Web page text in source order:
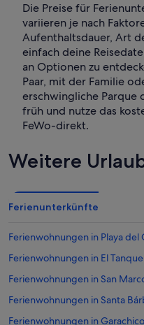
Die Preise für
variieren je nach
Aufenthaltsdauer, Art
einfach deine
an Optionen zu
Paar, mit der Familie
erschwingliche Parque
früh und nutze das
FeWo-direkt.
Weitere
Ferienunterkünfte
Ferienwohnungen in Playa del
Ferienwohnungen in El Tanque
Ferienwohnungen in San
Ferienwohnungen in Santa
Ferienwohnungen in Garachico